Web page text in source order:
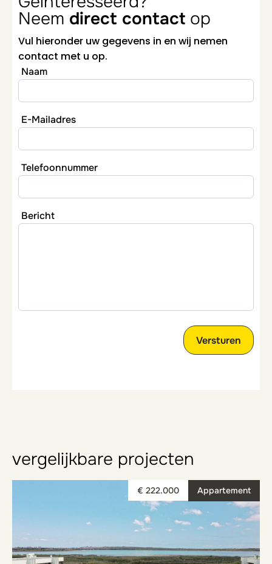
Neem direct contact op
Vul hieronder uw gegevens in en wij nemen
contact met u op.
Naam
E-Mailadres
Telefoonnummer
Bericht
vergelijkbare projecten
Appartement
€ 222.000